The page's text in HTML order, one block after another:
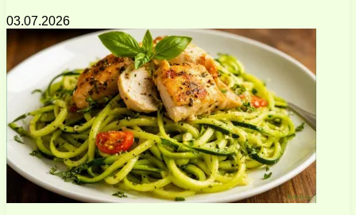
03.07.2026